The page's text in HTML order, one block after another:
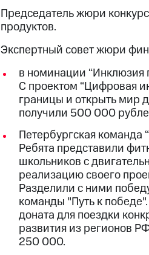
Председатель жюри
продуктов.
Экспертный совет жюри
в номинации “Инклюзия
С проектом “Цифровая
границы и открыть мир
получили 500 000
Петербургская команда
Ребята представили
школьников с
реализацию своего
Разделили с ними
команды "Путь к
доната для поездки
развития из регионов
250 000.